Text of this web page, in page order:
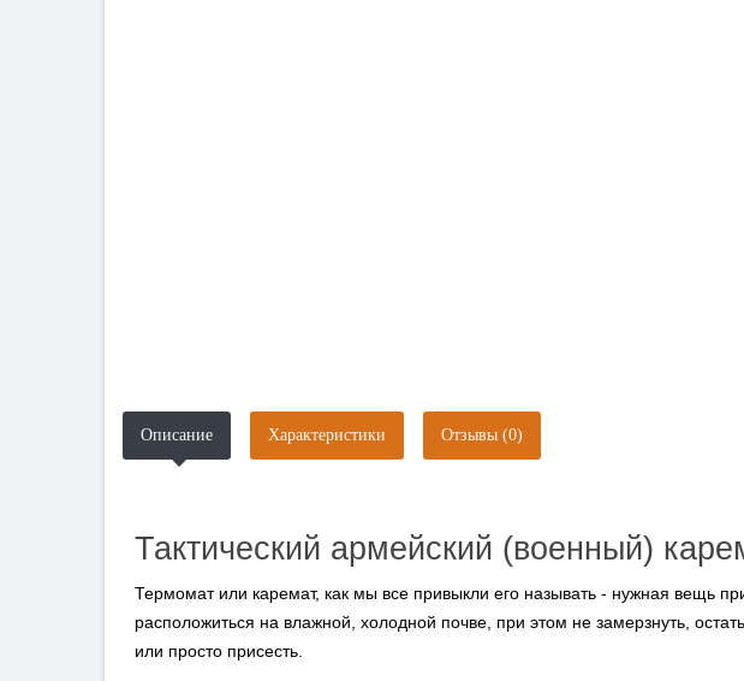
Описание Характеристики Отзывы (0)
Тактический армейский (военный)
Термомат или каремат, как мы все привыкли его называть - нужная вещь
расположиться на влажной, холодной почве, при этом не замерзнуть,
или просто присесть.